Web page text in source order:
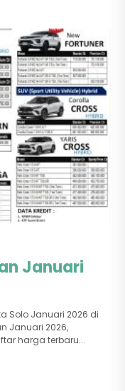
Januari
Solo Januari 2026 di
Januari 2026,
harga terbaru...